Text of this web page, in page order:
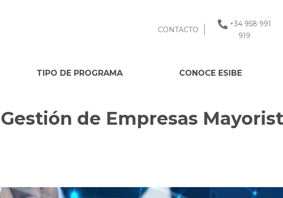
CONTACTO
+34 958 991
919
TIPO DE PROGRAMA CONOCE ESIBE
de Empresas